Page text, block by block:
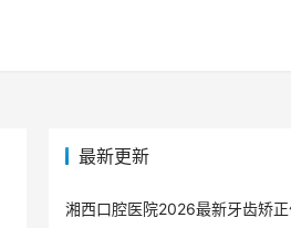
最新更新
湘西口腔医院2026最新牙齿矫